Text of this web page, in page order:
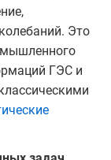
Это
ГЭС и